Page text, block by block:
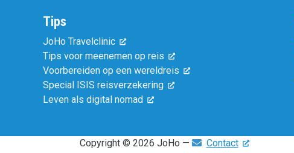
Tips
JoHo Travelclinic
Tips voor meenemen op reis
Voorbereiden op een wereldreis
Special ISIS reisverzekering
Leven als digital nomad
Copyright © 2026 JoHo — Contact